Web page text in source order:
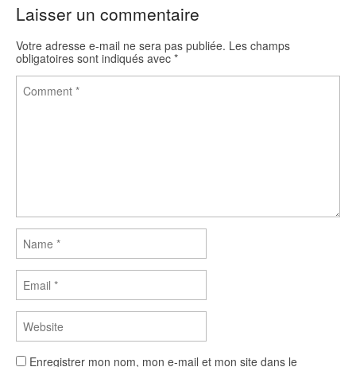
Laisser un commentaire
Votre adresse e-mail ne sera pas publiée. Les champs
obligatoires sont indiqués avec *
Enregistrer mon nom, mon e-mail et mon site dans le